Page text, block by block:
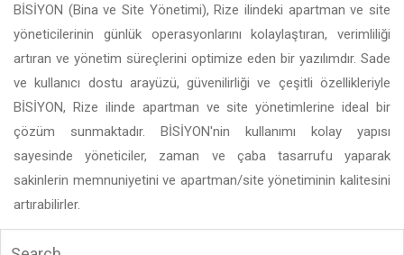
BİSİYON (Bina ve Site Yönetimi), Rize ilindeki apartman ve site
yöneticilerinin günlük operasyonlarını kolaylaştıran, verimliliği
artıran ve yönetim süreçlerini optimize eden bir yazılımdır. Sade
ve kullanıcı dostu arayüzü, güvenilirliği ve çeşitli özellikleriyle
BİSİYON, Rize ilinde apartman ve site yönetimlerine ideal bir
çözüm sunmaktadır. BİSİYON'nin kullanımı kolay yapısı
sayesinde yöneticiler, zaman ve çaba tasarrufu yaparak
sakinlerin memnuniyetini ve apartman/site yönetiminin kalitesini
artırabilirler.